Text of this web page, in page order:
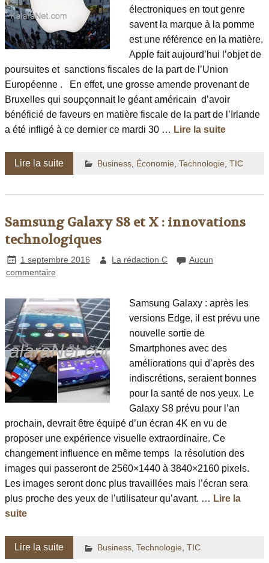
électroniques en tout genre
savent la marque à la pomme
est une référence en la matière.
Apple fait aujourd’hui l’objet de
poursuites et sanctions fiscales de la part de l’Union
Européenne . En effet, une grosse amende provenant de
Bruxelles qui soupçonnait le géant américain d’avoir
bénéficié de faveurs en matière fiscale de la part de l’Irlande
a été infligé à ce dernier ce mardi 30 … Lire la suite
Lire la suite Business, Économie Technologie TIC
Samsung Galaxy S8 et X : innovations
technologiques
1 septembre 2016 La rédaction C
Aucun
commentaire
Samsung Galaxy : après les
versions Edge, il est prévu une
nouvelle sortie de
Smartphones avec des
améliorations qui d’après des
indiscrétions, seraient bonnes
pour la santé de nos yeux. Le
Galaxy S8 prévu pour l’an
prochain, devrait être équipé d’un écran 4K en vu de
proposer une expérience visuelle extraordinaire. Ce
changement influence en même temps la résolution des
images qui passeront de 2560×1440 à 3840×2160 pixels.
Les images seront donc plus travaillées mais l’écran sera
plus proche des yeux de l’utilisateur qu’avant. … Lire la
suite
Lire la suite Business, Technologie, TIC